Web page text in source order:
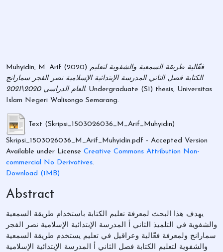
Muhyidin, M. Arif (2020) فعّالية طريقة السمعية والشفوية لتعليم
الكتابة فصل الثاني المدرسة الإبتدائية الإسلامية نصر الفجر سمارانج
العام الدراسي 2020\2021. Undergraduate (S1) thesis, Universitas
Islam Negeri Walisongo Semarang.
Text (Skripsi_1503026036_M_Arif_Muhyidin)
Skripsi_1503026036_M_Arif_Muhyidin.pdf - Accepted Version
Available under License Creative Commons Attribution Non-
commercial No Derivatives.
Download (1MB)
Abstract
يهدف هذا البحث لمعرفة تعليم الكتابة باستخدام طريقة السمعية
والشفوية في التلميذ الثاني أ المدرسة الإبتدائية الإسلامية نصر الفجر
سمارانج ولمعرفة فعّالية وعراقيل في تعليم يستخدم طريقة السمعية
والشفوية لتعليم الكتابة فصل الثاني أ المدرسة الإبتدائية الإسلامية